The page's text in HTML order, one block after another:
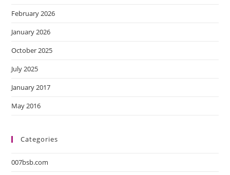
February 2026
January 2026
October 2025
July 2025
January 2017
May 2016
Categories
007bsb.com